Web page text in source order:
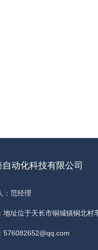
动化科技有限公司
：范经理
地址位于天长市铜城镇铜北村
576082652@qq.com